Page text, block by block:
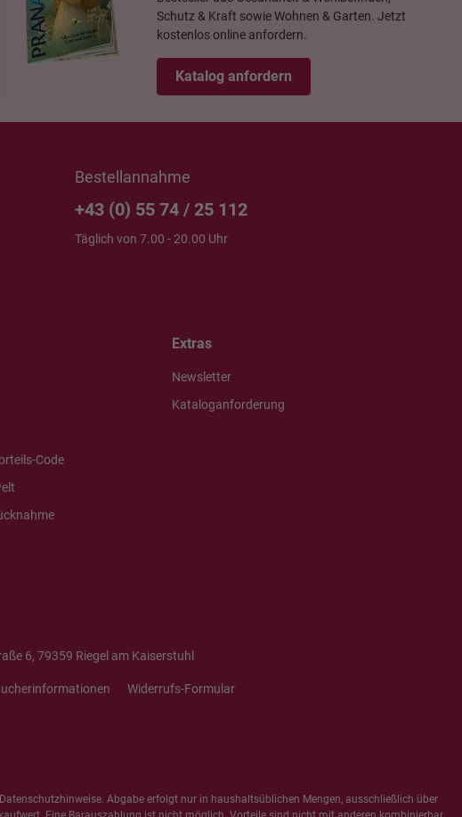
Schutz & Kraft sowie Wohnen & Garten. Jetzt
kostenlos online anfordern.
Katalog anfordern
Bestellannahme
+43 (0) 55 74 / 25 112
Täglich von 7.00 - 20.00 Uhr
Code
Extras
Newsletter
Kataloganforderung
6, 79359 Riegel am Kaiserstuhl
Widerrufs-Formular
Datenschutzhinweise. Abgabe erfolgt nur in haushaltsüblichen Mengen, ausschließlich über